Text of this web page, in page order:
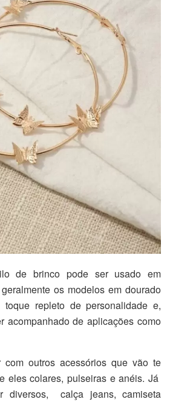
de brinco pode ser usado em
os modelos em dourado
toque repleto de personalidade e,
acompanhado de aplicações como
outros acessórios que vão te
eles colares, pulseiras e anéis. Já
diversos, calça jeans, camiseta